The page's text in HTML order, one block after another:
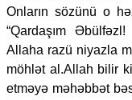
Onların sözünü o
“Qardaşım
Allaha razü niyazla
möhlət al.Allah bilir
etməyə məhəbbət